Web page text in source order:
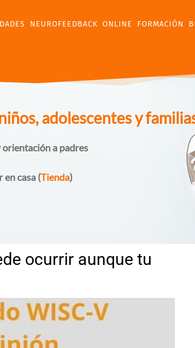
NEUROFEEDBACK ONLINE FORMACIÓN
adolescentes y
a padres
en casa (Tienda)
ocurrir aunque tu